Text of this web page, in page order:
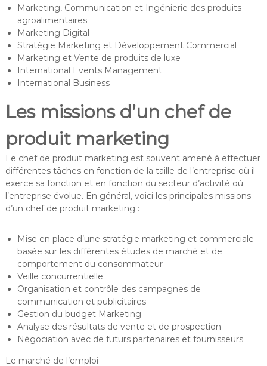
Marketing, Communication et Ingénierie des produits
agroalimentaires
Marketing Digital
Stratégie Marketing et Développement Commercial
Marketing et Vente de produits de luxe
International Events Management
International Business
Les missions d’un chef de
produit marketing
Le chef de produit marketing est souvent amené à effectuer
différentes tâches en fonction de la taille de l’entreprise où il
exerce sa fonction et en fonction du secteur d’activité où
l’entreprise évolue. En général, voici les principales missions
d’un chef de produit marketing :
Mise en place d’une stratégie marketing et commerciale
basée sur les différentes études de marché et de
comportement du consommateur
Veille concurrentielle
Organisation et contrôle des campagnes de
communication et publicitaires
Gestion du budget Marketing
Analyse des résultats de vente et de prospection
Négociation avec de futurs partenaires et fournisseurs
Le marché de l’emploi